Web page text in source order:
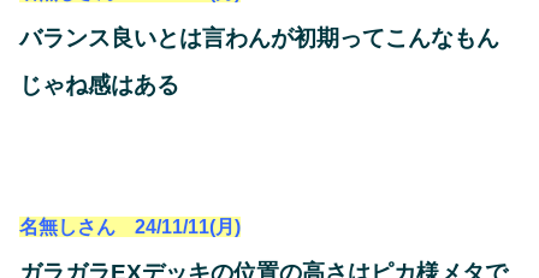
バランス良いとは言わんが初期ってこんなもん
じゃね感はある
名無しさん 24/11/11(月)
ガラガラEXデッキの位置の高さはピカ様メタで